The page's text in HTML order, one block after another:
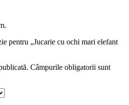
pentru „Jucarie cu ochi mari elefant
Câmpurile obligatorii sunt